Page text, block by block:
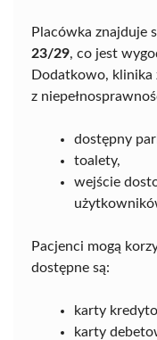
Placówka znajduje
23/29, co jest
Dodatkowo, klinika
z
dostępny
toalety,
wejście
Pacjenci mogą
dostępne są:
karty
karty